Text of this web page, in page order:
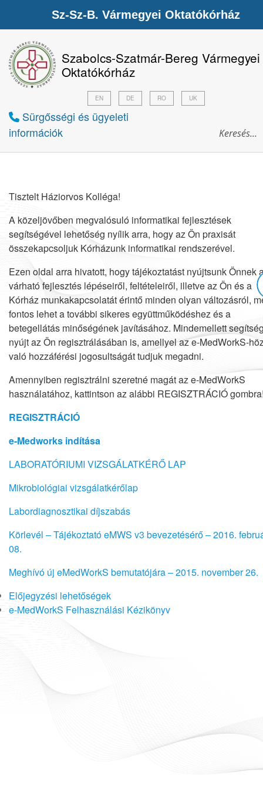
Szabolcs-Szatmár-Bereg Vármegyei
Oktatókórház
Sürgősségi és ügyeleti
információk
EN DE RO UK
Tisztelt Háziorvos Kolléga!
A közeljövőben megvalósuló informatikai fejlesztések
segítségével lehetőség nyílik arra, hogy az Ön praxisát
összekapcsoljuk Kórházunk informatikai rendszerével.
Ezen oldal arra hivatott, hogy tájékoztatást nyújtsunk Önnek
várható fejlesztés lépéseiről, feltételeiről, illetve az Ön és a
Kórház munkakapcsolatát érintő minden olyan változásról,
fontos lehet a további sikeres együttműködéshez és a
betegellátás minőségének javításához. Mindemellett
nyújt az Ön regisztrálásában is, amellyel az e-MedWorkS-
való hozzáférési jogosultságát tudjuk megadni.
Amennyiben regisztrálni szeretné magát az e-MedWorkS
használatához, kattintson az alábbi REGISZTRÁCIÓ
REGISZTRÁCIÓ
e-Medworks indítása
LABORATÓRIUMI VIZSGÁLATKÉRŐ LAP
Mikrobiológiai vizsgálatkérőlap
Labordiagnosztikai díjszabás
Körlevél – Tájékoztató eMWS v3 bevezetésérő – 2016.
08.
Meghívó új eMedWorkS bemutatójára – 2015. november 26.
Előjegyzési lehetőségek
e-MedWorkS Felhasználási Kézikönyv
Sz-Sz-B. Vármegyei Oktatókórház